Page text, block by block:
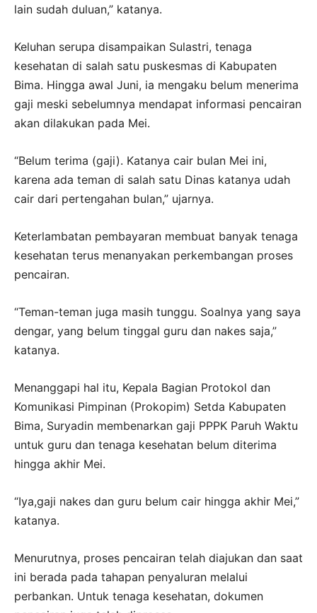
lain sudah duluan,” katanya.
Keluhan serupa disampaikan Sulastri, tenaga
kesehatan di salah satu puskesmas di Kabupaten
Bima. Hingga awal Juni, ia mengaku belum menerima
gaji meski sebelumnya mendapat informasi pencairan
akan dilakukan pada Mei.
“Belum terima (gaji). Katanya cair bulan Mei ini,
karena ada teman di salah satu Dinas katanya udah
cair dari pertengahan bulan,” ujarnya.
Keterlambatan pembayaran membuat banyak tenaga
kesehatan terus menanyakan perkembangan proses
pencairan.
“Teman-teman juga masih tunggu. Soalnya yang saya
dengar, yang belum tinggal guru dan nakes saja,”
katanya.
Menanggapi hal itu, Kepala Bagian Protokol dan
Komunikasi Pimpinan (Prokopim) Setda Kabupaten
Bima, Suryadin membenarkan gaji PPPK Paruh Waktu
untuk guru dan tenaga kesehatan belum diterima
hingga akhir Mei.
“Iya,gaji nakes dan guru belum cair hingga akhir Mei,”
katanya.
Menurutnya, proses pencairan telah diajukan dan saat
ini berada pada tahapan penyaluran melalui
perbankan. Untuk tenaga kesehatan, dokumen